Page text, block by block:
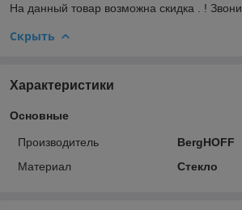
На данный товар возможна скидка . !
Скрыть
Характеристики
Основные
Производитель
BergHOFF
Материал
Стекло